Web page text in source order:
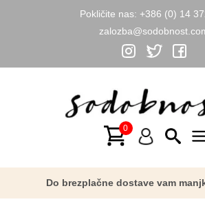
Pokličite nas: +386 (0) 14
Do brezplačne dostave vam